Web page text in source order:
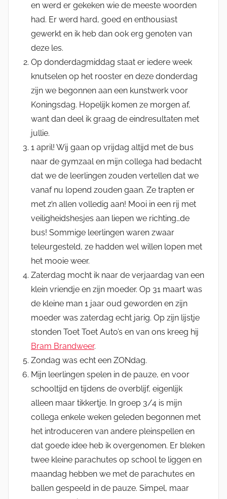
en werd er gekeken wie de meeste woorden
had. Er werd hard, goed en enthousiast
gewerkt en ik heb dan ook erg genoten van
deze les.
Op donderdagmiddag staat er iedere week
knutselen op het rooster en deze donderdag
zijn we begonnen aan een kunstwerk voor
Koningsdag. Hopelijk komen ze morgen af,
want dan deel ik graag de eindresultaten met
jullie.
1 april! Wij gaan op vrijdag altijd met de bus
naar de gymzaal en mijn collega had bedacht
dat we de leerlingen zouden vertellen dat we
vanaf nu lopend zouden gaan. Ze trapten er
met z’n allen volledig aan! Mooi in een rij met
veiligheidshesjes aan liepen we richting…de
bus! Sommige leerlingen waren zwaar
teleurgesteld, ze hadden wel willen lopen met
het mooie weer.
Zaterdag mocht ik naar de verjaardag van een
klein vriendje en zijn moeder. Op 31 maart was
de kleine man 1 jaar oud geworden en zijn
moeder was zaterdag echt jarig. Op zijn lijstje
stonden Toet Toet Auto’s en van ons kreeg hij
Bram Brandweer.
Zondag was echt een ZONdag.
Mijn leerlingen spelen in de pauze, en voor
schooltijd en tijdens de overblijf, eigenlijk
alleen maar tikkertje. In groep 3/4 is mijn
collega enkele weken geleden begonnen met
het introduceren van andere pleinspellen en
dat goede idee heb ik overgenomen. Er bleken
twee kleine parachutes op school te liggen en
maandag hebben we met de parachutes en
ballen gespeeld in de pauze. Simpel, maar